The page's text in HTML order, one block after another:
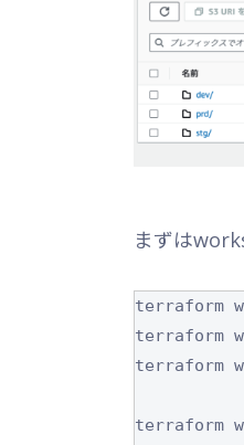
まずは
terraform
terraform
terraform
terraform